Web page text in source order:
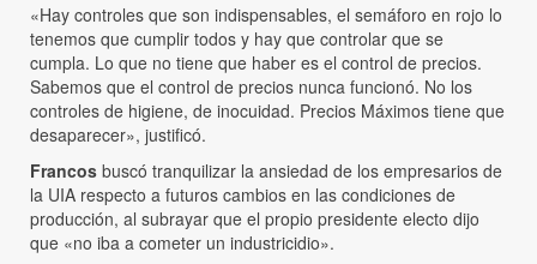
«Hay controles que son indispensables, el semáforo en rojo lo
tenemos que cumplir todos y hay que controlar que se
cumpla. Lo que no tiene que haber es el control de precios.
Sabemos que el control de precios nunca funcionó. No los
controles de higiene, de inocuidad. Precios Máximos tiene que
desaparecer», justificó.
Francos buscó tranquilizar la ansiedad de los empresarios de
la UIA respecto a futuros cambios en las condiciones de
producción, al subrayar que el propio presidente electo dijo
que «no iba a cometer un industricidio».